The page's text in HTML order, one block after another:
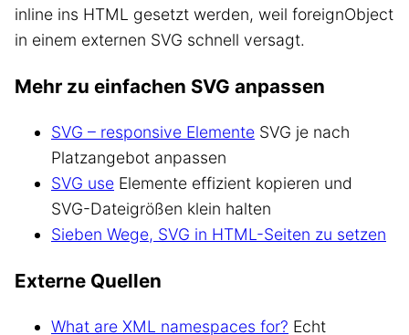
inline ins HTML gesetzt werden, weil foreignObject
in einem externen SVG schnell versagt.
Mehr zu einfachen SVG anpassen
SVG – responsive Elemente SVG je nach
Platzangebot anpassen
SVG use Elemente effizient kopieren und
SVG-Dateigrößen klein halten
Sieben Wege, SVG in HTML-Seiten zu setzen
Externe Quellen
What are XML namespaces for? Echt